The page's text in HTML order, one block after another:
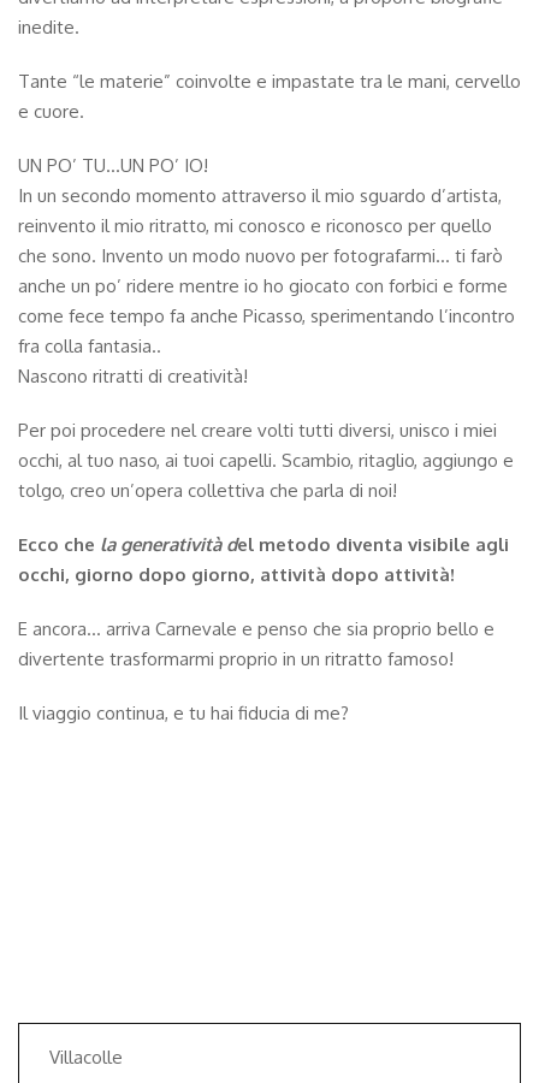
inedite.
Tante “le materie” coinvolte e impastate tra le mani, cervello
e cuore.
UN PO’ TU…UN PO’ IO!
In un secondo momento attraverso il mio sguardo d’artista,
reinvento il mio ritratto, mi conosco e riconosco per quello
che sono. Invento un modo nuovo per fotografarmi… ti farò
anche un po’ ridere mentre io ho giocato con forbici e forme
come fece tempo fa anche Picasso, sperimentando l’incontro
fra colla fantasia..
Nascono ritratti di creatività!
Per poi procedere nel creare volti tutti diversi, unisco i miei
occhi, al tuo naso, ai tuoi capelli. Scambio, ritaglio, aggiungo e
tolgo, creo un’opera collettiva che parla di noi!
Ecco che la generatività del metodo diventa visibile agli
occhi, giorno dopo giorno, attività dopo attività!
E ancora… arriva Carnevale e penso che sia proprio bello e
divertente trasformarmi proprio in un ritratto famoso!
Il viaggio continua, e tu hai fiducia di me?
Villacolle